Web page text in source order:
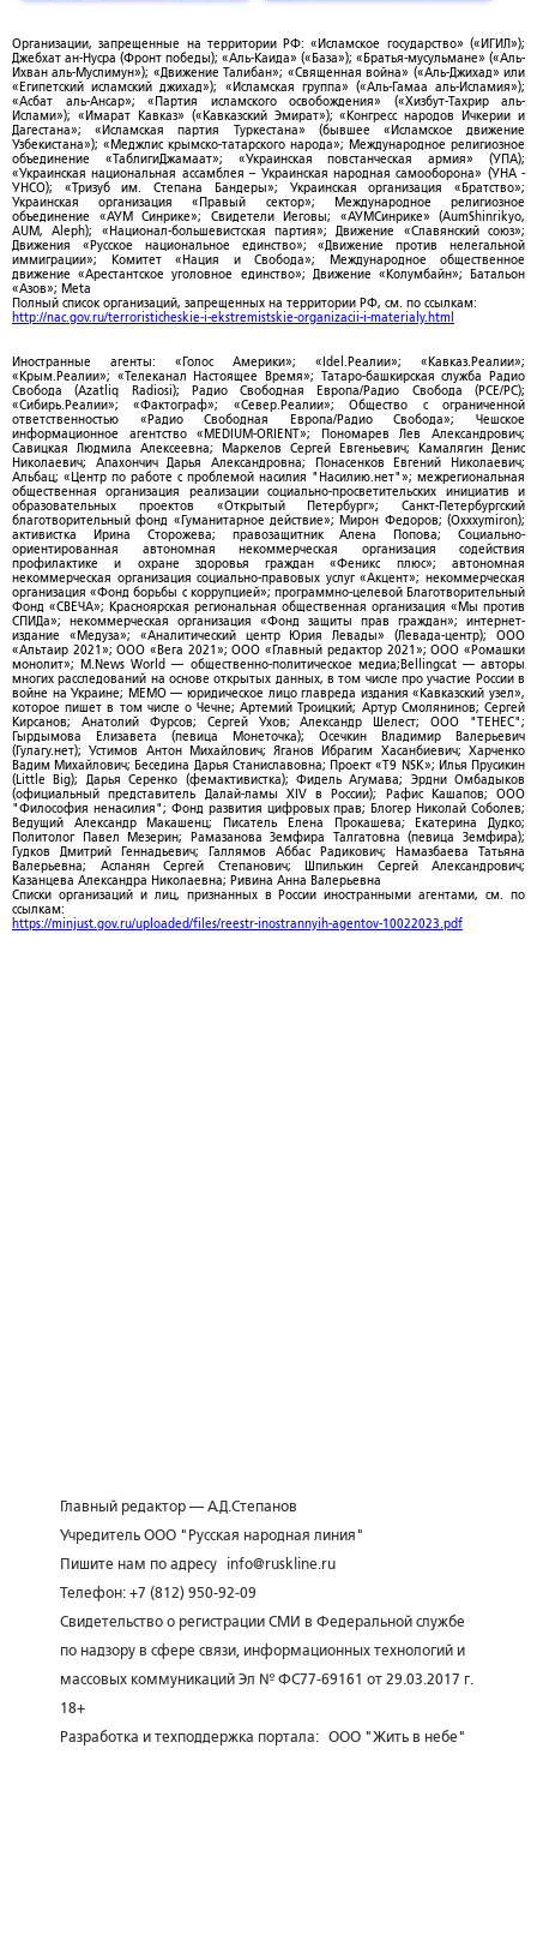
Организации, запрещенные на территории РФ: «Исламское государство» («ИГИЛ»);
Джебхат ан-Нусра (Фронт победы); «Аль-Каида» («База»); «Братья-мусульмане» («Аль-
Ихван аль-Муслимун»); «Движение Талибан»; «Священная война» («Аль-Джихад» или
«Египетский исламский джихад»); «Исламская группа» («Аль-Гамаа аль-Исламия»);
«Асбат аль-Ансар»; «Партия исламского освобождения» («Хизбут-Тахрир аль-
Ислами»); «Имарат Кавказ» («Кавказский Эмират»); «Конгресс народов Ичкерии и
Дагестана»; «Исламская партия Туркестана» (бывшее «Исламское движение
Узбекистана»); «Меджлис крымско-татарского народа»; Международное религиозное
объединение «ТаблигиДжамаат»; «Украинская повстанческая армия» (УПА);
«Украинская национальная ассамблея – Украинская народная самооборона» (УНА -
УНСО); «Тризуб им. Степана Бандеры»; Украинская организация «Братство»;
Украинская организация «Правый сектор»; Международное религиозное
объединение «АУМ Синрике»; Свидетели Иеговы; «АУМСинрике» (AumShinrikyo,
AUM, Aleph); «Национал-большевистская партия»; Движение «Славянский союз»;
Движения «Русское национальное единство»; «Движение против нелегальной
иммиграции»; Комитет «Нация и Свобода»; Международное общественное
движение «Арестантское уголовное единство»; Движение «Колумбайн»; Батальон
«Азов»; Meta
Полный список организаций, запрещенных на территории РФ, см. по ссылкам:
http://nac.gov.ru/terroristicheskie-i-ekstremistskie-organizacii-i-materialy.html
Иностранные агенты: «Голос Америки»; «Idel.Реалии»; «Кавказ.Реалии»;
«Крым.Реалии»; «Телеканал Настоящее Время»; Татаро-башкирская служба Радио
Свобода (Azatliq Radiosi); Радио Свободная Европа/Радио Свобода (PCE/PC);
«Сибирь.Реалии»; «Фактограф»; «Север.Реалии»; Общество с ограниченной
ответственностью «Радио Свободная Европа/Радио Свобода»; Чешское
информационное агентство «MEDIUM-ORIENT»; Пономарев Лев Александрович;
Савицкая Людмила Алексеевна; Маркелов Сергей Евгеньевич; Камалягин Денис
Николаевич; Апахончич Дарья Александровна; Понасенков Евгений Николаевич;
Альбац; «Центр по работе с проблемой насилия "Насилию.нет"»; межрегиональная
общественная организация реализации социально-просветительских инициатив и
образовательных проектов «Открытый Петербург»; Санкт-Петербургский
благотворительный фонд «Гуманитарное действие»; Мирон Федоров; (Oxxxymiron);
активистка Ирина Сторожева; правозащитник Алена Попова; Социально-
ориентированная автономная некоммерческая организация содействия
профилактике и охране здоровья граждан «Феникс плюс»; автономная
некоммерческая организация социально-правовых услуг «Акцент»; некоммерческая
организация «Фонд борьбы с коррупцией»; программно-целевой Благотворительный
Фонд «СВЕЧА»; Красноярская региональная общественная организация «Мы против
СПИДа»; некоммерческая организация «Фонд защиты прав граждан»; интернет-
издание «Медуза»; «Аналитический центр Юрия Левады» (Левада-центр); ООО
«Альтаир 2021»; ООО «Вега 2021»; ООО «Главный редактор 2021»; ООО «Ромашки
монолит»; M.News World — общественно-политическое медиа;Bellingcat — авторы
многих расследований на основе открытых данных, в том числе про участие России в
войне на Украине; МЕМО — юридическое лицо главреда издания «Кавказский узел»,
которое пишет в том числе о Чечне; Артемий Троицкий; Артур Смолянинов; Сергей
Кирсанов; Анатолий Фурсов; Сергей Ухов; Александр Шелест; ООО "ТЕНЕС";
Гырдымова Елизавета (певица Монеточка); Осечкин Владимир Валерьевич
(Гулагу.нет); Устимов Антон Михайлович; Яганов Ибрагим Хасанбиевич; Харченко
Вадим Михайлович; Беседина Дарья Станиславовна; Проект «T9 NSK»; Илья Прусикин
(Little Big); Дарья Серенко (фемактивистка); Фидель Агумава; Эрдни Омбадыков
(официальный представитель Далай-ламы XIV в России); Рафис Кашапов; ООО
"Философия ненасилия"; Фонд развития цифровых прав; Блогер Николай Соболев;
Ведущий Александр Макашенц; Писатель Елена Прокашева; Екатерина Дудко;
Политолог Павел Мезерин; Рамазанова Земфира Талгатовна (певица Земфира);
Гудков Дмитрий Геннадьевич; Галлямов Аббас Радикович; Намазбаева Татьяна
Валерьевна; Асланян Сергей Степанович; Шпилькин Сергей Александрович;
Казанцева Александра Николаевна; Ривина Анна Валерьевна
Списки организаций и лиц, признанных в России иностранными агентами, см. по
ссылкам:
https://minjust.gov.ru/uploaded/files/reestr-inostrannyih-agentov-10022023.pdf
Главный редактор — А.Д.Степанов
Учредитель ООО "Русская народная линия"
Пишите нам по адресу
info@ruskline.ru
Телефон: +7 (812) 950-92-09
Свидетельство о регистрации СМИ в Федеральной службе
по надзору в сфере связи, информационных технологий и
массовых коммуникаций Эл № ФС77-69161 от 29.03.2017 г.
18+
Разработка и техподдержка портала: ООО "Жить в небе"